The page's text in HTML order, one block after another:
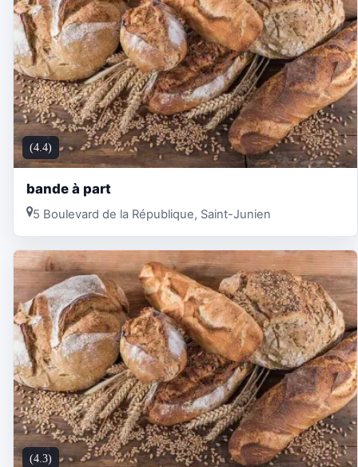
(4.4)
bande à part
5 Boulevard de la République, Saint-Junien
(4.3)